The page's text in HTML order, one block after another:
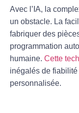
Avec l’IA, la
un obstacle. La
fabriquer des
programmation
humaine. Cette
inégalés de
personnalisée.